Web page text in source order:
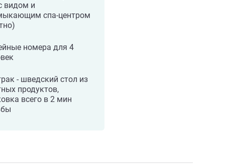
видом и
спа-центром
номера для 4
- шведский стол из
продуктов,
всего в 2 мин